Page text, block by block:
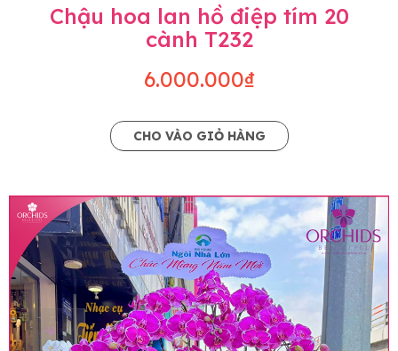
Chậu hoa lan hồ điệp tím 20
cành T232
6.000.000₫
CHO VÀO GIỎ HÀNG